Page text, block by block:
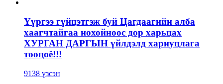
Үүргээ гүйцэтгэж буй Цагдаагийн алба
хаагчтайгаа нохойноос дор харьцах
ХУРГАН ДАРГЫН үйлдэлд хариуцлага
тооцоё!!!
9138 үзсэн